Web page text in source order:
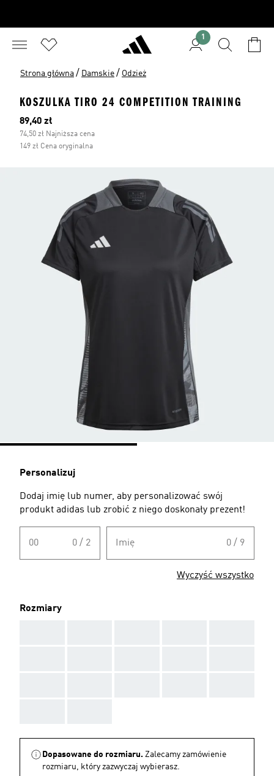
1
Strona główna / Damskie / Odzież
KOSZULKA TIRO 24 COMPETITION TRAINING
Bieżąca cena
89,40 zł
74,50 zł Najniższa cena
149 zł Cena oryginalna
Personalizuj
Dodaj imię lub numer, aby personalizować swój
produkt adidas lub zrobić z niego doskonały prezent!
00 0 / 2 Imię 0 / 9
Wyczyść wszystko
Rozmiary
Dopasowane do rozmiaru. Zalecamy zamówienie
rozmiaru, który zazwyczaj wybierasz.